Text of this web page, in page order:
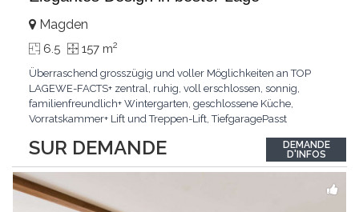
SUR DEMANDE
Magden
6.5 157 m2
Überraschend grosszügig und voller Möglichkeiten an TOP
LAGEWE-FACTS+ zentral, ruhig, voll erschlossen, sonnig,
familienfreundlich+ Wintergarten, geschlossene Küche,
Vorratskammer+ Lift und Treppen-Lift, TiefgaragePasst
Wintergarten schaffen ein lichtdurchflutetes
Wunder.Interessiert? JETZT anrufen: +41 76 507 21 32
DEMANDE
D'INFOS